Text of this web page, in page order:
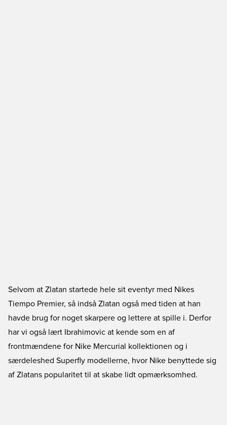
Selvom at Zlatan startede hele sit eventyr med Nikes
Tiempo Premier, så indså Zlatan også med tiden at han
havde brug for noget skarpere og lettere at spille i. Derfor
har vi også lært Ibrahimovic at kende som en af
frontmændene for Nike Mercurial kollektionen og i
særdeleshed Superfly modellerne, hvor Nike benyttede sig
af Zlatans popularitet til at skabe lidt opmærksomhed.